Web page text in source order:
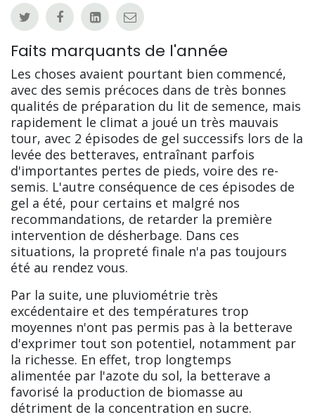
Faits marquants de l'année
Les choses avaient pourtant bien commencé,
avec des semis précoces dans de très bonnes
qualités de préparation du lit de semence, mais
rapidement le climat a joué un très mauvais
tour, avec 2 épisodes de gel successifs lors de la
levée des betteraves, entraînant parfois
d'importantes pertes de pieds, voire des re-
semis. L'autre conséquence de ces épisodes de
gel a été, pour certains et malgré nos
recommandations, de retarder la première
intervention de désherbage. Dans ces
situations, la propreté finale n'a pas toujours
été au rendez vous.
Par la suite, une pluviométrie très
excédentaire et des températures trop
moyennes n'ont pas permis pas à la betterave
d'exprimer tout son potentiel, notamment par
la richesse. En effet, trop longtemps
alimentée par l'azote du sol, la betterave a
favorisé la production de biomasse au
détriment de la concentration en sucre.